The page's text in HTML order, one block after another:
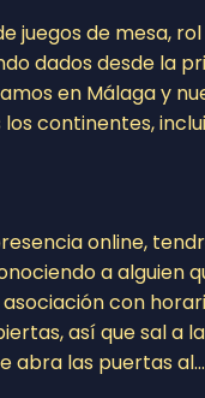
juegos de mesa,
dados desde la
en Málaga y
continentes,
online,
a alguien
con
así que sal a
abra las puertas